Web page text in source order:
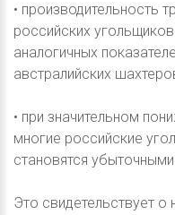
• производительность
российских
аналогичных
австралийских
• при значительном
многие российские
становятся
Это свидетельствует